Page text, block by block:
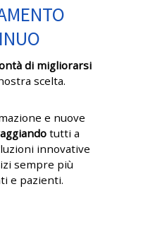
di migliorarsi
scelta.
e nuove
tutti a
innovative
sempre più
e pazienti.